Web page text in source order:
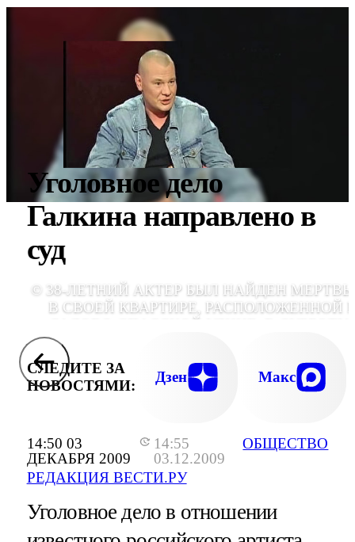
14:50 03
ДЕКАБРЯ 2009
14:55
03.12.2009
РЕДАКЦИЯ ВЕСТИ.РУ
ОБЩЕСТВО
Уголовное дело
Галкина направлено в
суд
© 38-ЛЕТНИЙ АКТЕР БЫЛ НАЙДЕН
В СВОЕЙ КВАРТИРЕ, РАСПОЛОЖЕННОЙ
САДОВО-СПАССКОЙ УЛИЦЕ, В СУББОТУ,
СЛЕДИТЕ ЗА
НОВОСТЯМИ:
Дзен Макс
Уголовное дело в отношении